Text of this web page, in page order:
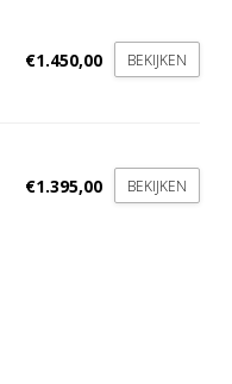
€1.450,00 BEKIJKEN
€1.395,00 BEKIJKEN